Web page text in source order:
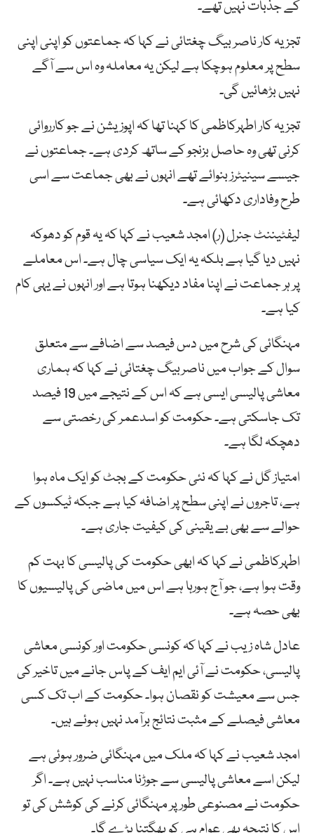
کے جذبات نہیں تھے۔
تجزیہ کار ناصر بیگ چغتائی نے کہا کہ جماعتوں کو اپنی اپنی
سطح پر معلوم ہوچکا ہے لیکن یہ معاملہ وہ اس سے آگے
نہیں بڑھائیں گی۔
تجزیہ کار اطہرکاظمی کا کہنا تھا کہ اپوزیشن نے جو کارروائی
کرنی تھی وہ حاصل بزنجو کے ساتھ کردی ہے۔ جماعتوں نے
جیسے سینیٹرز بنوائے تھے انہوں نے بھی جماعت سے اسی
طرح وفاداری دکھائی ہے۔
لیفٹیننٹ جنرل (ر) امجد شعیب نے کہا کہ یہ قوم کو دھوکہ
نہیں دیا گیا ہے بلکہ یہ ایک سیاسی چال ہے۔ اس معاملے
پر ہر جماعت نے اپنا مفاد دیکھنا ہوتا ہے اور انہوں نے یہی کام
کیا ہے۔
مہنگائی کی شرح میں دس فیصد سے اضافے سے متعلق
سوال کے جواب میں ناصربیگ چغتائی نے کہا کہ ہماری
معاشی پالیسی ایسی ہے کہ اس کے نتیجے میں 19 فیصد
تک جاسکتی ہے۔ حکومت کو اسدعمر کی رخصتی سے
دھچکہ لگا ہے۔
امتیاز گل نے کہا کہ نئی حکومت کے بجٹ کو ایک ماہ ہوا
ہے، تاجروں نے اپنی سطح پر اضافہ کیا ہے جبکہ ٹیکسوں کے
حوالے سے بھی بے یقینی کی کیفیت جاری ہے۔
اطہرکاظمی نے کہا کہ ابھی حکومت کی پالیسی کا بہت کم
وقت ہوا ہے، جو آج ہورہا ہے اس میں ماضی کی پالیسیوں کا
بھی حصہ ہے۔
عادل شاہ زیب نے کہا کہ کونسی حکومت اور کونسی معاشی
پالیسی، حکومت نے آئی ایم ایف کے پاس جانے میں تاخیر کی
جس سے معیشت کو نقصان ہوا۔ حکومت کے اب تک کسی
معاشی فیصلے کے مثبت نتائج برآمد نہیں ہوئے ہیں۔
امجد شعیب نے کہا کہ ملک میں مہنگائی ضرور ہوئی ہے
لیکن اسے معاشی پالیسی سے جوڑنا مناسب نہیں ہے۔ اگر
حکومت نے مصنوعی طورپر مہنگائی کرنے کی کوشش کی تو